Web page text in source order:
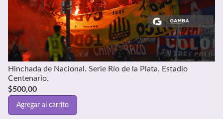
Hinchada de Nacional. Serie Río de la Plata. Estadio
Centenario.
$500,00
Agregar al carrito